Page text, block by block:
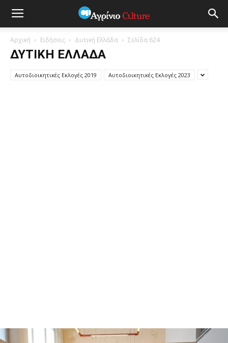
Αρχική Ειδήσεις Δυτική Ελλάδα Σελίδα 624
ΔΥΤΙΚΉ ΕΛΛΆΔΑ
Αυτοδιοικητικές Εκλογές 2019 Αυτοδιοικητικές Εκλογές 2023